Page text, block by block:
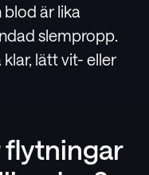
är lika
slempropp.
lätt vit- eller
flytningar